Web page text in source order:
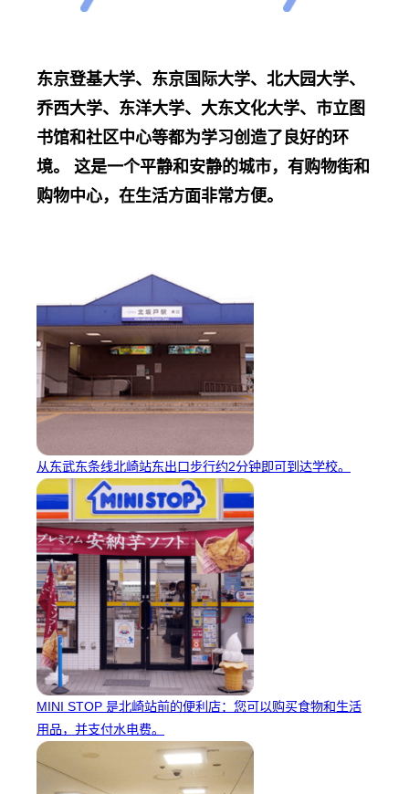
东京登基大学、东京国际大学、北大园大学、
乔西大学、东洋大学、大东文化大学、市立图
书馆和社区中心等都为学习创造了良好的环
境。 这是一个平静和安静的城市，有购物街和
购物中心，在生活方面非常方便。
从东武东条线北崎站东出口步行约2分钟即可到达学校。
MINI STOP 是北崎站前的便利店：您可以购买食物和生活
用品，并支付水电费。